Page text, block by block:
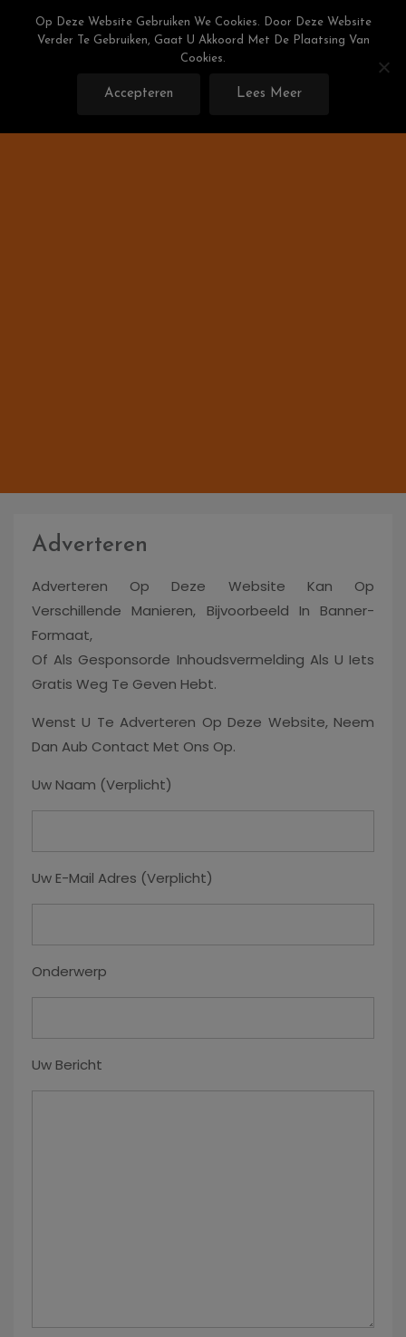
Weight Watchers Puntenlijst
Gratis De Weight Watchers Punten Berekenen!
Adverteren
Adverteren Op Deze Website Kan Op
Verschillende Manieren, Bijvoorbeeld In Banner-
Formaat,
Of Als Gesponsorde Inhoudsvermelding Als U Iets
Gratis Weg Te Geven Hebt.
Wenst U Te Adverteren Op Deze Website, Neem
Dan Aub Contact Met Ons Op.
Uw Naam (verplicht)
Uw E-Mail Adres (verplicht)
Onderwerp
Uw Bericht
Op Deze Website Gebruiken We Cookies. Door Deze Website
Verder Te Gebruiken, Gaat U Akkoord Met De Plaatsing Van
Cookies.
Accepteren Lees Meer